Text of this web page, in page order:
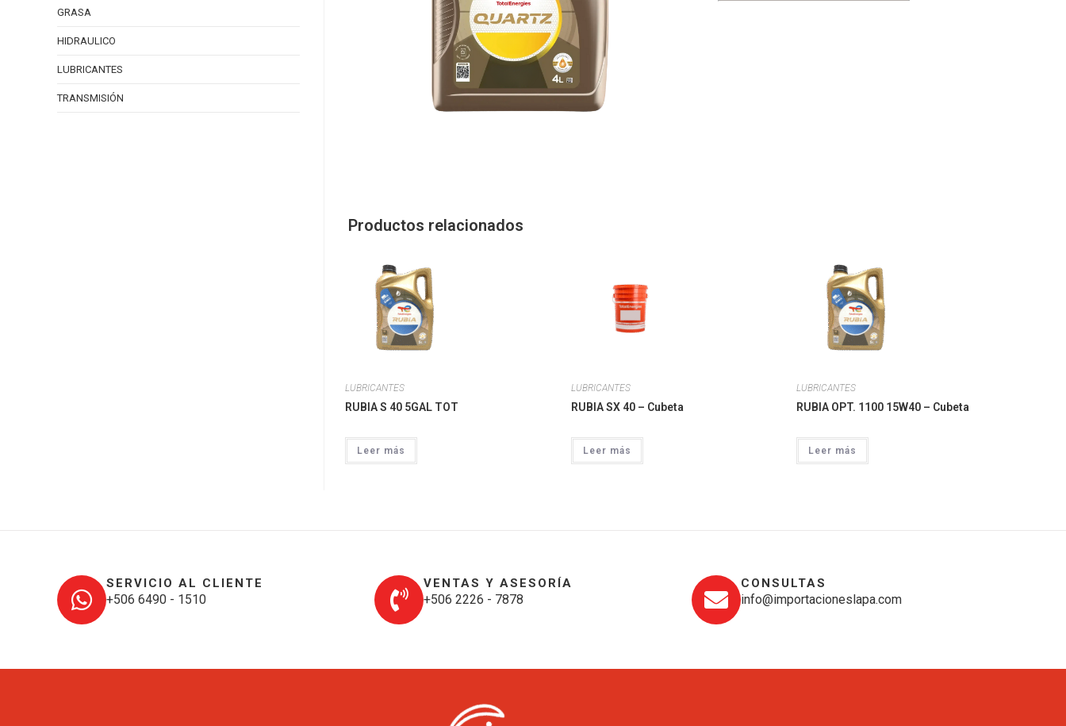
Productos relacionados
LUBRICANTES
RUBIA S 40 5GAL TOT
Leer más
LUBRICANTES
RUBIA SX 40 – Cubeta
Leer más
LUBRICANTES
RUBIA OPT. 1100 15W40 – Cubeta
Leer más
GRASA
HIDRAULICO
LUBRICANTES
TRANSMISIÓN
SERVICIO AL CLIENTE
+506 6490 - 1510
VENTAS Y ASESORÍA
+506 2226 - 7878
CONSULTAS
info@importacioneslapa.com